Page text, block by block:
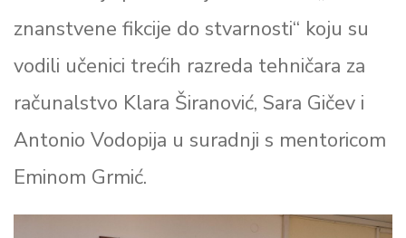
znanstvene fikcije do stvarnosti“ koju su
vodili učenici trećih razreda tehničara za
računalstvo Klara Širanović, Sara Gičev i
Antonio Vodopija u suradnji s mentoricom
Eminom Grmić.